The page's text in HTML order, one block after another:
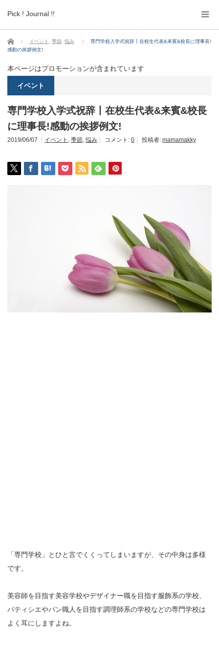
Pick ! Journal !!
ホーム イベント 季節 悩み
専門学校入学式祝辞丨在校生代表&来賓&校長に理事長!
感動の挨拶例文!
本ページはプロモーションが含まれています
イベント
専門学校入学式祝辞丨在校生代表&来賓&校長
に理事長!感動の挨拶例文!
2019/06/07 イベント , 季節,悩み コメント: 0 投稿者: mamamakky
「専門学校」とひと言でくくってしまいますが、その中身は多様
です。
美容師を目指す美容学校やデザイナー職を目指す服飾系の学校、
パティシエやパン職人を目指す調理師系の学校などの専門学校は
よく耳にしますよね。